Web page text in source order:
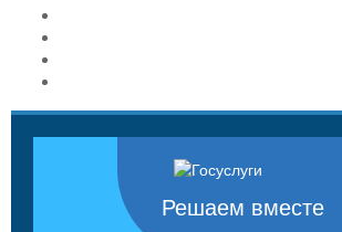
Решаем вместе